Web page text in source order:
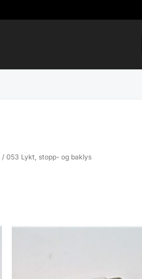
/ 053 Lykt, stopp- og baklys